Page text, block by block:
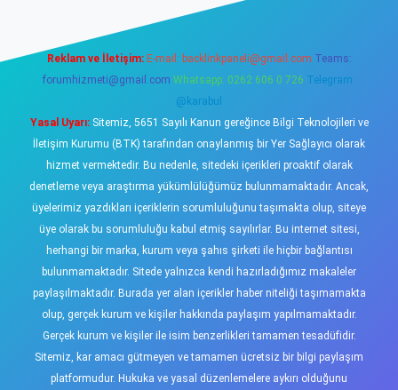
Reklam ve İletişim: E-mail: backlinkpaneli@gmail.com Teams:
forumhizmeti@gmail.com Whatsapp: 0262 606 0 726 Telegram:
@karabul
Yasal Uyarı:Sitemiz, 5651 Sayılı Kanun gereğince Bilgi Teknolojileri ve
İletişim Kurumu (BTK) tarafından onaylanmış bir Yer Sağlayıcı olarak
hizmet vermektedir. Bu nedenle, sitedeki içerikleri proaktif olarak
denetleme veya araştırma yükümlülüğümüz bulunmamaktadır. Ancak,
üyelerimiz yazdıkları içeriklerin sorumluluğunu taşımakta olup, siteye
üye olarak bu sorumluluğu kabul etmiş sayılırlar. Bu internet sitesi,
herhangi bir marka, kurum veya şahıs şirketi ile hiçbir bağlantısı
bulunmamaktadır. Sitede yalnızca kendi hazırladığımız makaleler
paylaşılmaktadır. Burada yer alan içerikler haber niteliği taşımamakta
olup, gerçek kurum ve kişiler hakkında paylaşım yapılmamaktadır.
Gerçek kurum ve kişiler ile isim benzerlikleri tamamen tesadüfidir.
Sitemiz, kar amacı gütmeyen ve tamamen ücretsiz bir bilgi paylaşım
platformudur. Hukuka ve yasal düzenlemelere aykırı olduğunu